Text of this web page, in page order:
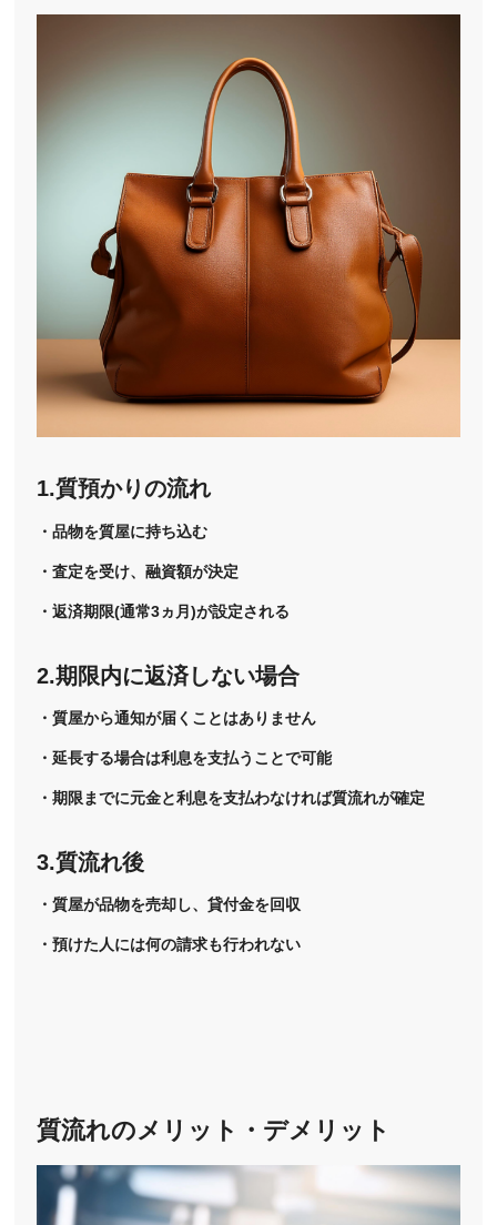
1.質預かりの流れ
・品物を質屋に持ち込む
・査定を受け、融資額が決定
・返済期限(通常3ヵ月)が設定される
2.期限内に返済しない場合
・質屋から通知が届くことはありません
・延長する場合は利息を支払うことで可能
・期限までに元金と利息を支払わなければ質流れが確定
3.質流れ後
・質屋が品物を売却し、貸付金を回収
・預けた人には何の請求も行われない
質流れのメリット・デメリット